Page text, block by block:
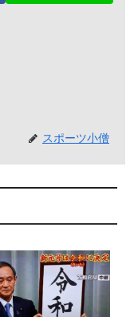
スポーツ小僧